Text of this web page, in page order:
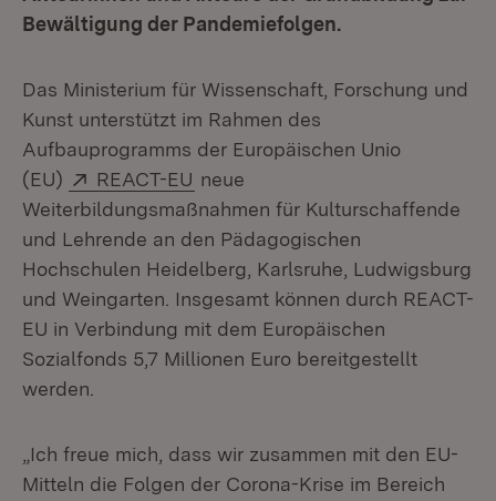
Bewältigung der Pandemiefolgen.
Das Ministerium für Wissenschaft, Forschung und
Kunst unterstützt im Rahmen des
Aufbauprogramms der Europäischen Unio
(EU)
Extern:
REACT-EU (Öffnet in neuem Fenster)
neue
Weiterbildungsmaßnahmen für Kulturschaffende
und Lehrende an den Pädagogischen
Hochschulen Heidelberg, Karlsruhe, Ludwigsburg
und Weingarten. Insgesamt können durch REACT-
EU in Verbindung mit dem Europäischen
Sozialfonds 5,7 Millionen Euro bereitgestellt
werden.
„Ich freue mich, dass wir zusammen mit den EU-
Mitteln die Folgen der Corona-Krise im Bereich